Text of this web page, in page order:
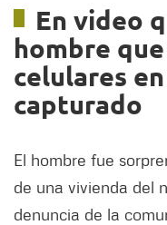
En video
hombre
celulares
capturado
El hombre fue
de una vivienda del
denuncia de la